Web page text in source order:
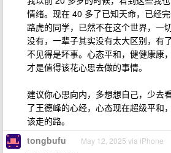
情绪。现在 40 多了已知天命，已经
路虎的同学，已然不在这个世界，一
没有，一辈子其实没有太大区别，有
不见得是坏事。心态平和，健健康康
才是值得该花心思去做的事情。
建议你心思向内，多想想自己，少去
了王德峰的心经，心态现在超级平和
该走的路。
tongbufu May 12, 2025 via iPhone